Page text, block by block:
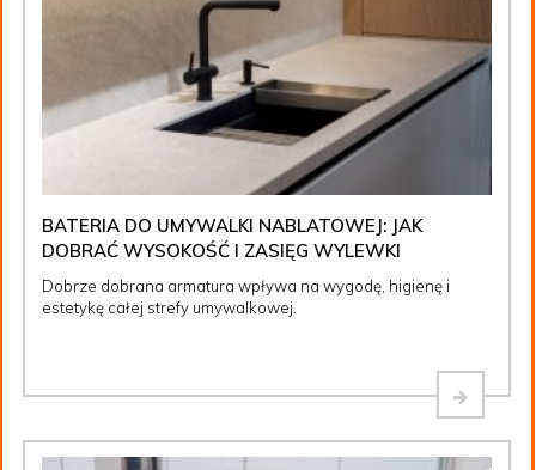
BATERIA DO UMYWALKI NABLATOWEJ: JAK
DOBRAĆ WYSOKOŚĆ I ZASIĘG WYLEWKI
Dobrze dobrana armatura wpływa na wygodę, higienę i
estetykę całej strefy umywalkowej.